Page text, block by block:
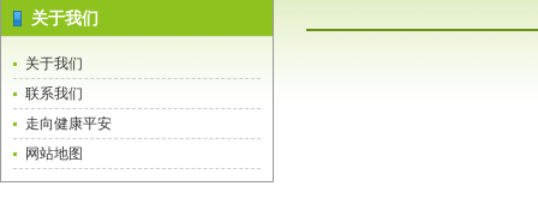
关于我们
关于我们
联系我们
走向健康平安
网站地图